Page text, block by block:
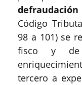
defraudación
Código
98 a 101) se
fisco y
tercero a